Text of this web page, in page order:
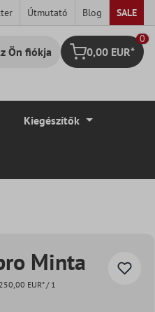
Útmutató Blog SALE
Ön fiókja Bevásárló kosár
0
0,00 EUR*
Kiegészítők
Minta
EUR* / 1